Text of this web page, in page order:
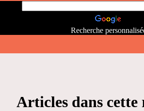
Recherche
Articles dans